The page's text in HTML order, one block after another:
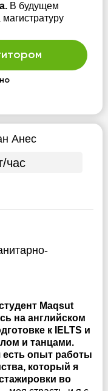
В будущем
Анес
час
Maqsut
на английском
к IELTS и
и танцами.
опыт работы
который я
во